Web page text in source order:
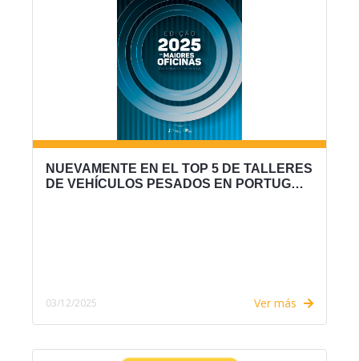
NUEVAMENTE EN EL TOP 5 DE TALLERES
DE VEHÍCULOS PESADOS EN PORTUG…
03/12/2025 Ver más